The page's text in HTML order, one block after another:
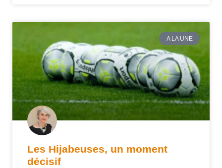
A LA UNE
Les Hijabeuses, un moment
décisif